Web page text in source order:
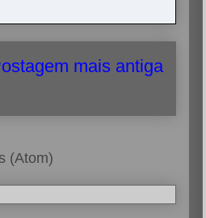
mais antiga
(Atom)